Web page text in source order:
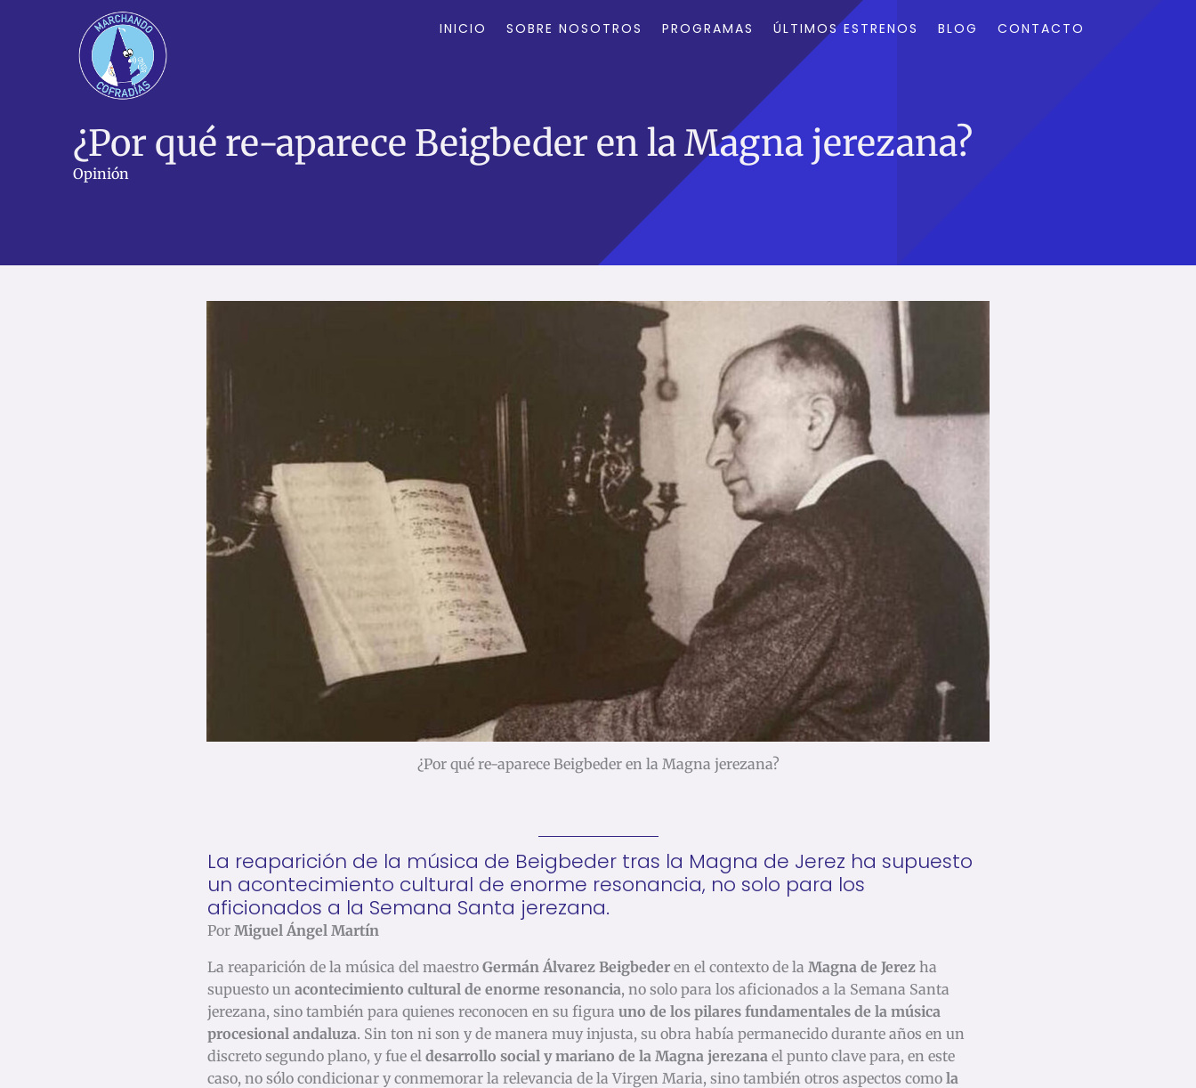
INICIO SOBRE NOSOTROS PROGRAMAS ÚLTIMOS ESTRENOS BLOG CONTACTO
¿Por qué re-aparece Beigbeder en la Magna jerezana?
Opinión
¿Por qué re-aparece Beigbeder en la Magna jerezana?
La reaparición de la música de Beigbeder tras la Magna de Jerez ha supuesto
un acontecimiento cultural de enorme resonancia, no solo para los
aficionados a la Semana Santa jerezana.
Por Miguel Ángel Martín
La reaparición de la música del maestro Germán Álvarez Beigbederen el contexto de la Magna de Jerezha
supuesto un acontecimiento cultural de enorme resonancia, no solo para los aficionados a la Semana Santa
jerezana, sino también para quienes reconocen en su figura uno de los pilares fundamentales de la música
procesional andaluza. Sin ton ni son y de manera muy injusta, su obra había permanecido durante años en un
discreto segundo plano, y fue el desarrollo social y mariano de la Magna jerezana el punto clave para, en este
caso, no sólo condicionar y conmemorar la relevancia de la Virgen Maria, sino también otros aspectos como la